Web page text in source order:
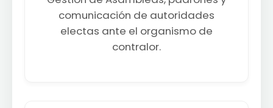
comunicación de autoridades
electas ante el organismo de
contralor.